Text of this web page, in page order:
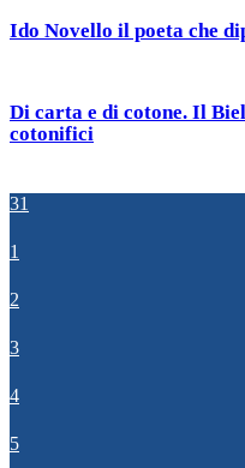
Ido Novello il poeta che
Di carta e di cotone. Il
cotonifici
31
1
2
3
4
5